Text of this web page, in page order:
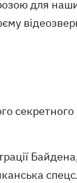
для